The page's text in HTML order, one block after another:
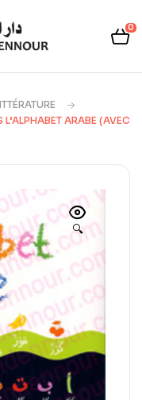
0
L’ALPHABET ARABE (AVEC
🔍